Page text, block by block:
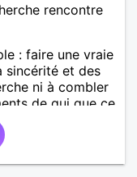
rencontre
: faire une vraie
sincérité et des
ni à combler
de qui que ce
à connaître
conversations,
le permet,
je préfère